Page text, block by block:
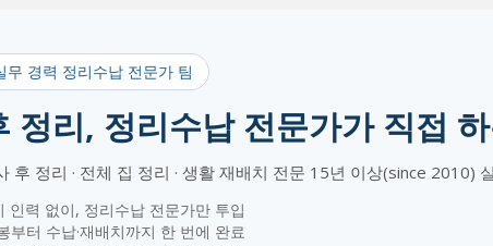
무 경력 정리수납 전문가 팀
정리, 정리수납 전문가가 직접
후 정리 · 전체 집 정리 · 생활 재배치 전문 15년 이상(since
인력 없이, 정리수납 전문가만 투입
부터 수납·재배치까지 한 번에 완료